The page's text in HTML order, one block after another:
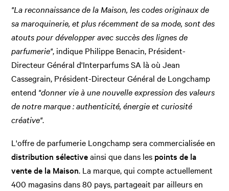
"La reconnaissance de la Maison, les codes originaux de
sa maroquinerie, et plus récemment de sa mode, sont des
atouts pour développer avec succès des lignes de
parfumerie", indique Philippe Benacin, Président-
Directeur Général d'Interparfums SA là où Jean
Cassegrain, Président-Directeur Général de Longchamp
entend "donner vie à une nouvelle expression des valeurs
de notre marque : authenticité, énergie et curiosité
créative".
L'offre de parfumerie Longchamp sera commercialisée en
distribution sélectiveainsi que dans les points de la
vente de la Maison. La marque, qui compte actuellement
400 magasins dans 80 pays, partageait par ailleurs en